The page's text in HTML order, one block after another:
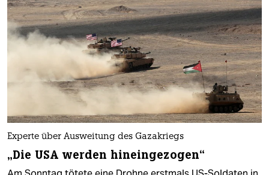
Experte über Ausweitung des Gazakriegs
„Die USA werden hineingezogen“